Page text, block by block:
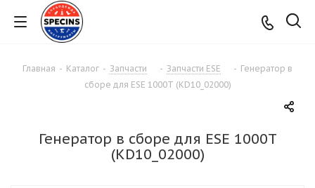
Главная - Каталог - Запчасти - Запчасти ESE - Генератор в
сборе для ESE 1000T (KD10_02000)
Генератор в сборе для ESE 1000T
(KD10_02000)